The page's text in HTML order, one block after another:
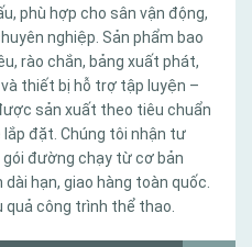
phù hợp cho sân vận động,
nghiệp. Sản phẩm bao
rào chắn, bảng xuất phát,
thiết bị hỗ trợ tập luyện –
sản xuất theo tiêu chuẩn
lắp đặt. Chúng tôi nhận tư
đường chạy từ cơ bản
hạn, giao hàng toàn quốc.
quả công trình thể thao.